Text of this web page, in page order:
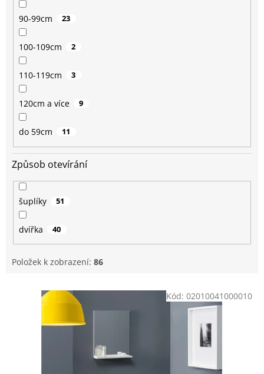
90-99cm 23
100-109cm 2
110-119cm 3
120cm a více 9
do 59cm 11
Způsob otevírání
šuplíky 51
dvířka 40
Položek k zobrazení: 86
Kód: 02010041000010